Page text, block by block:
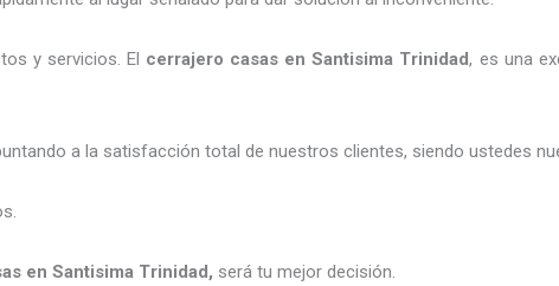
y servicios. El cerrajero casas en Santisima Trinidad, es una
a la satisfacción total de nuestros clientes, siendo ustedes
en Santisima Trinidad, será tu mejor decisión.